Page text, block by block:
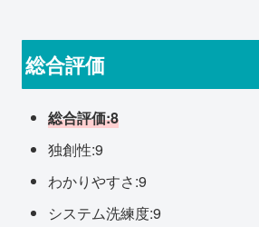
総合評価
総合評価:8
独創性:9
わかりやすさ:9
システム洗練度:9